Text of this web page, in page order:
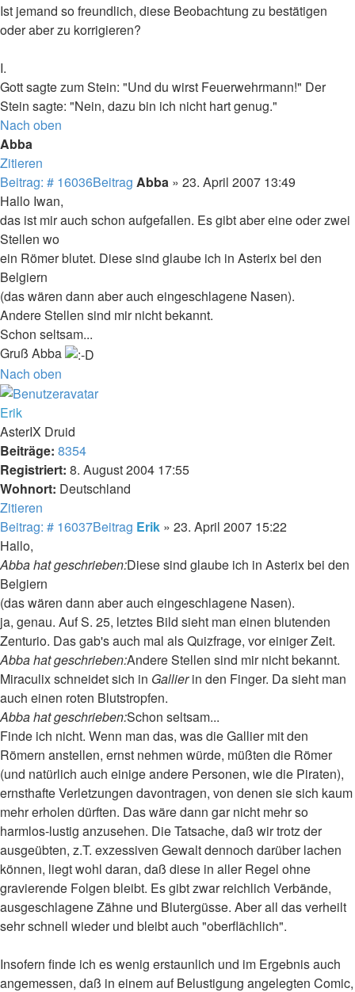
Ist jemand so freundlich, diese Beobachtung zu bestätigen
oder aber zu korrigieren?
I.
Gott sagte zum Stein: "Und du wirst Feuerwehrmann!" Der
Stein sagte: "Nein, dazu bin ich nicht hart genug."
Nach oben
Abba
Zitieren
Beitrag: # 16036Beitrag Abba » 23. April 2007 13:49
Hallo Iwan,
das ist mir auch schon aufgefallen. Es gibt aber eine oder zwei
Stellen wo
ein Römer blutet. Diese sind glaube ich in Asterix bei den
Belgiern
(das wären dann aber auch eingeschlagene Nasen).
Andere Stellen sind mir nicht bekannt.
Schon seltsam...
Gruß Abba
Nach oben
Erik
AsterIX Druid
Beiträge: 8354
Registriert: 8. August 2004 17:55
Wohnort: Deutschland
Zitieren
Beitrag: # 16037Beitrag Erik » 23. April 2007 15:22
Hallo,
Abba hat geschrieben:Diese sind glaube ich in Asterix bei den
Belgiern
(das wären dann aber auch eingeschlagene Nasen).
ja, genau. Auf S. 25, letztes Bild sieht man einen blutenden
Zenturio. Das gab's auch mal als Quizfrage, vor einiger Zeit.
Abba hat geschrieben:Andere Stellen sind mir nicht bekannt.
Miraculix schneidet sich in Gallierin den Finger. Da sieht man
auch einen roten Blutstropfen.
Abba hat geschrieben:Schon seltsam...
Finde ich nicht. Wenn man das, was die Gallier mit den
Römern anstellen, ernst nehmen würde, müßten die Römer
(und natürlich auch einige andere Personen, wie die Piraten),
ernsthafte Verletzungen davontragen, von denen sie sich kaum
mehr erholen dürften. Das wäre dann gar nicht mehr so
harmlos-lustig anzusehen. Die Tatsache, daß wir trotz der
ausgeübten, z.T. exzessiven Gewalt dennoch darüber lachen
können, liegt wohl daran, daß diese in aller Regel ohne
gravierende Folgen bleibt. Es gibt zwar reichlich Verbände,
ausgeschlagene Zähne und Blutergüsse. Aber all das verheilt
sehr schnell wieder und bleibt auch "oberflächlich".
Insofern finde ich es wenig erstaunlich und im Ergebnis auch
angemessen, daß in einem auf Belustigung angelegten Comic,